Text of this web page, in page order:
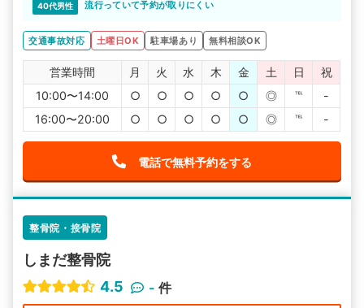
今後も通院させて頂きます。
40代男性 流行っていて予約が取りにくい
交通事故対応 土曜日OK 駐車場あり 無料相談OK
営業時間 月 火 水 木 金 土 日
祝
10:00〜14:00
○ ○ ○ ○ ○ ◎ ℡
-
16:00〜20:00
○ ○ ○ ○ ○ ◎ ℡ -
電話で無料予約をする
整骨院・接骨院
しまだ整骨院
4.5
- 件